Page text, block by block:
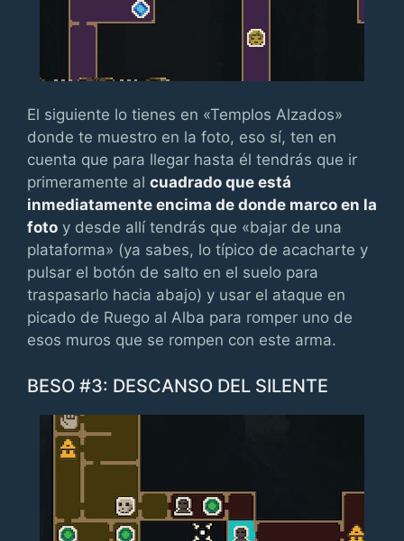
El siguiente lo tienes en «Templos Alzados»
donde te muestro en la foto, eso sí, ten en
cuenta que para llegar hasta él tendrás que ir
primeramente al cuadrado que está
inmediatamente encima de donde marco en la
foto y desde allí tendrás que «bajar de una
plataforma» (ya sabes, lo típico de acacharte y
pulsar el botón de salto en el suelo para
traspasarlo hacia abajo) y usar el ataque en
picado de Ruego al Alba para romper uno de
esos muros que se rompen con este arma.
BESO #3: DESCANSO DEL SILENTE